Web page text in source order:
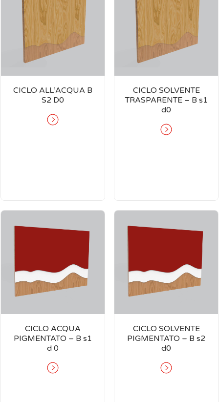
CICLO ALL’ACQUA B
S2 D0
CICLO SOLVENTE
TRASPARENTE – B s1
d0
CICLO ACQUA
PIGMENTATO – B s1
d 0
CICLO SOLVENTE
PIGMENTATO – B s2
d0